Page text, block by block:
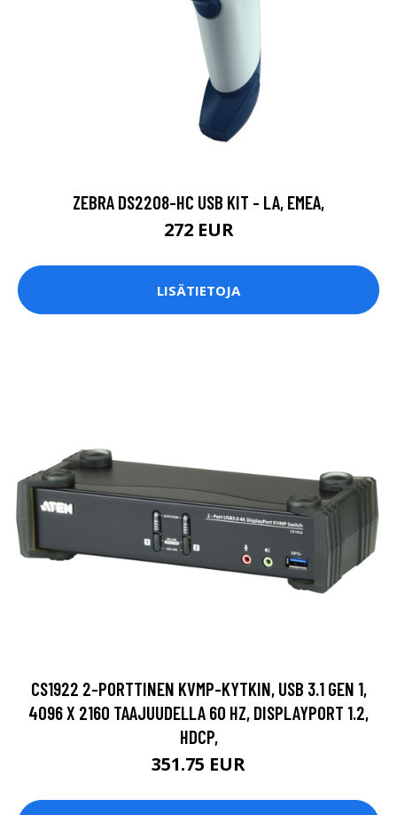
ZEBRA DS2208-HC USB KIT - LA, EMEA,
272 EUR
LISÄTIETOJA
CS1922 2-PORTTINEN KVMP-KYTKIN, USB 3.1 GEN 1,
4096 X 2160 TAAJUUDELLA 60 HZ, DISPLAYPORT 1.2,
HDCP,
351.75 EUR